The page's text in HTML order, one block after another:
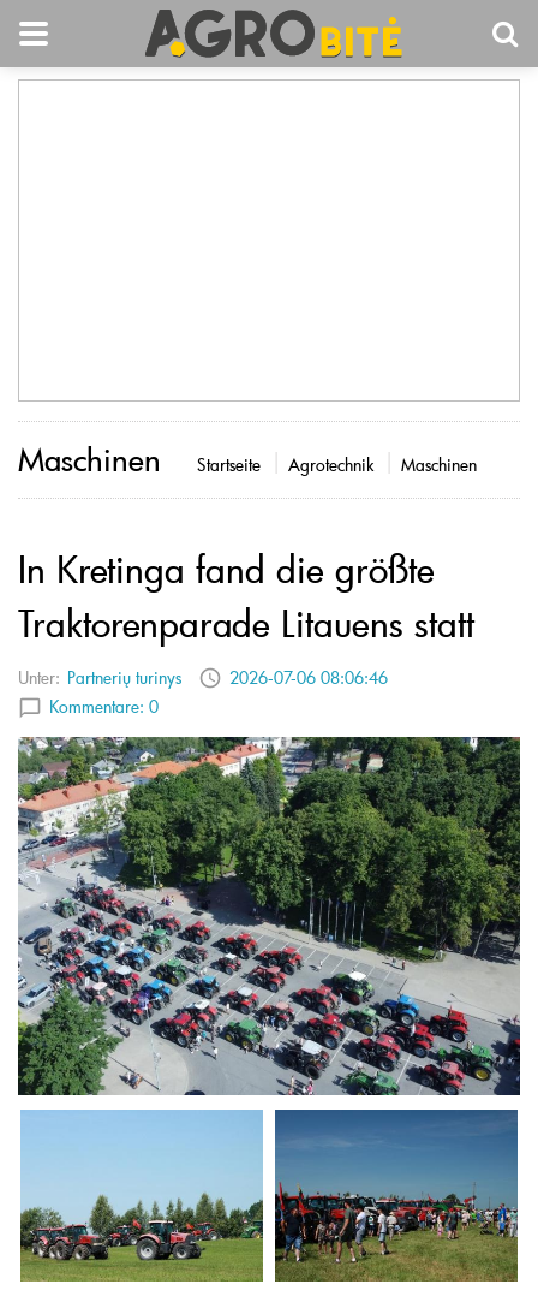
Maschinen Startseite Agrotechnik Maschinen
In Kretinga fand die größte
Traktorenparade Litauens statt
Unter: Partnerių turinys
2026-07-06 08:06:46
Kommentare: 0